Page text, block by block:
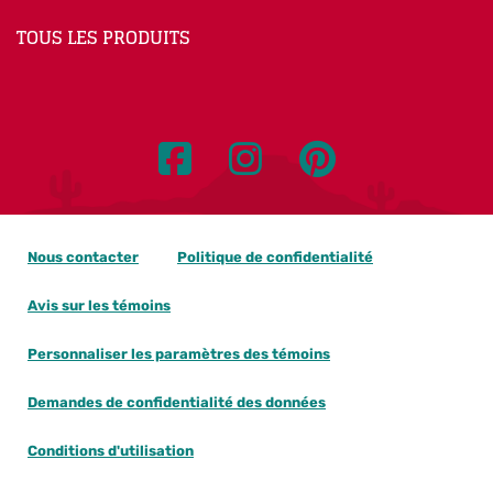
TOUS LES PRODUITS
Nous contacter Politique de confidentialité
Avis sur les témoins
Personnaliser les paramètres des témoins
Demandes de confidentialité des données
Conditions d'utilisation